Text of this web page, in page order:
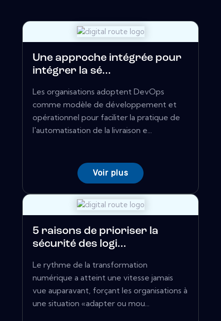
Une approche intégrée pour
intégrer la sé...
Les organisations adoptent DevOps
comme modèle de développement et
opérationnel pour faciliter la pratique de
l'automatisation de la livraison e...
Voir plus
5 raisons de prioriser la
sécurité des logi...
Le rythme de la transformation
numérique a atteint une vitesse jamais
vue auparavant, forçant les organisations à
une situation «adapter ou mou...